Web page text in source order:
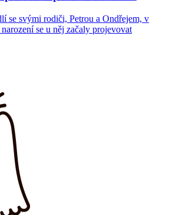
se svými rodiči, Petrou a Ondřejem, v
se u něj začaly projevovat